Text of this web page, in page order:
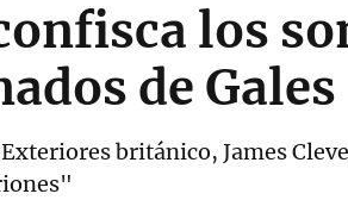
los
de Gales
británico, James